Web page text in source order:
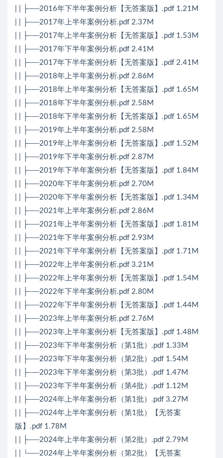
| | ├──2016年下半年案例分析【无答案版】.pdf 1.21M
| | ├──2017年上半年案例分析.pdf 2.37M
| | ├──2017年上半年案例分析【无答案版】.pdf 1.53M
| | ├──2017年下半年案例分析.pdf 2.41M
| | ├──2017年下半年案例分析【无答案版】.pdf 2.41M
| | ├──2018年上半年案例分析.pdf 2.86M
| | ├──2018年上半年案例分析【无答案版】.pdf 1.65M
| | ├──2018年下半年案例分析.pdf 2.58M
| | ├──2018年下半年案例分析【无答案版】.pdf 1.65M
| | ├──2019年上半年案例分析.pdf 2.58M
| | ├──2019年上半年案例分析【无答案版】.pdf 1.52M
| | ├──2019年下半年案例分析.pdf 2.87M
| | ├──2019年下半年案例分析【无答案版】.pdf 1.84M
| | ├──2020年下半年案例分析.pdf 2.70M
| | ├──2020年下半年案例分析【无答案版】.pdf 1.34M
| | ├──2021年上半年案例分析.pdf 2.86M
| | ├──2021年上半年案例分析【无答案版】.pdf 1.81M
| | ├──2021年下半年案例分析.pdf 2.93M
| | ├──2021年下半年案例分析【无答案版】.pdf 1.71M
| | ├──2022年上半年案例分析.pdf 3.21M
| | ├──2022年上半年案例分析【无答案版】.pdf 1.54M
| | ├──2022年下半年案例分析.pdf 2.80M
| | ├──2022年下半年案例分析【无答案版】.pdf 1.44M
| | ├──2023年上半年案例分析.pdf 2.76M
| | ├──2023年上半年案例分析【无答案版】.pdf 1.48M
| | ├──2023年下半年案例分析（第1批）.pdf 1.33M
| | ├──2023年下半年案例分析（第2批）.pdf 1.54M
| | ├──2023年下半年案例分析（第3批）.pdf 1.47M
| | ├──2023年下半年案例分析（第4批）.pdf 1.12M
| | ├──2024年上半年案例分析（第1批）.pdf 3.27M
| | ├──2024年上半年案例分析（第1批）【无答案
版】.pdf 1.78M
| | ├──2024年上半年案例分析（第2批）.pdf 2.79M
| | └──2024年上半年案例分析（第2批）【无答案